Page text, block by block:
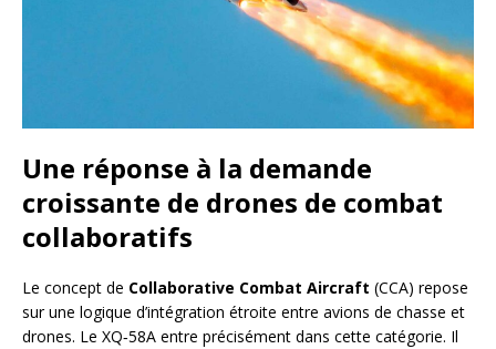
Une réponse à la demande
croissante de drones de combat
collaboratifs
Le concept de Collaborative Combat Aircraft (CCA) repose
sur une logique d’intégration étroite entre avions de chasse et
drones. Le XQ‑58A entre précisément dans cette catégorie. Il